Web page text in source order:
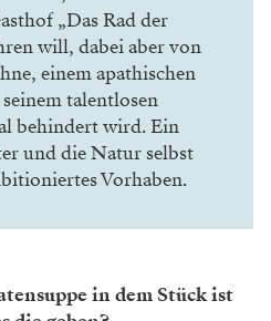
„Das Rad der
will, dabei aber von
einem apathischen
talentlosen
behindert wird. Ein
und die Natur selbst
Vorhaben.
in dem Stück ist